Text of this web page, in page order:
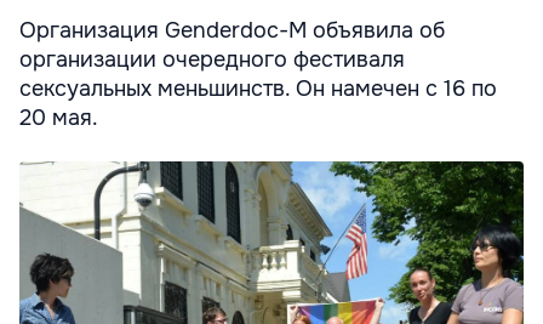
Организация Genderdoc-M объявила об
организации очередного фестиваля
сексуальных меньшинств. Он намечен с 16 по
20 мая.